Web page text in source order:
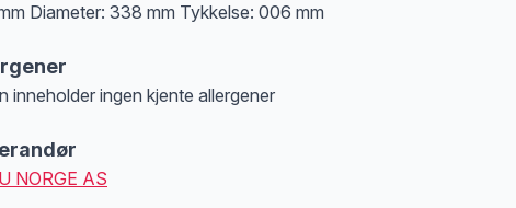
Diameter: 338 mm Tykkelse: 006 mm
inneholder ingen kjente allergener
NORGE AS